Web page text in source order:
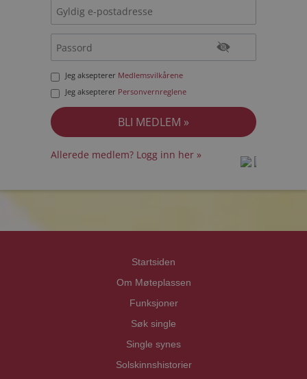
Jeg aksepterer Medlemsvilkårene
Jeg aksepterer Personvernreglene
Allerede medlem? Logg inn her »
Startsiden
Om Møteplassen
Funksjoner
Søk single
Single synes
Solskinnshistorier